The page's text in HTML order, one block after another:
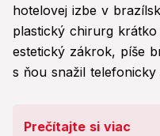
hotelovej izbe v
plastický chirurg
estetický zákrok, píše
s ňou snažil
Prečítajte si viac